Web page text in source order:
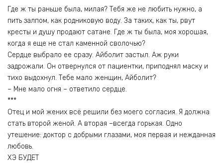
Где ж ты раньше была, милая? Тебя же не любить нужно, а
пить залпом, как родниковую воду. За таких, как ты, рвут
кресты и душу продают сатане. Где ж ты была, моя хорошая,
когда я еще не стал каменной сволочью?
Сердце выбрало ее сразу. Айболит застыл. Аж руки
задрожали. Он отвернулся от пациентки, приподнял маску и
тихо выдохнул. Тебе мало женщин, Айболит?
– Мне мало огня – ответило сердце.
***
Отец и мой жених всё решили без моего согласия. Я должна
стать второй женой. А вторая –всегда горькая. Одно
утешение: доктор с добрыми глазами, моя первая и нежданная
любовь.
ХЭ БУДЕТ